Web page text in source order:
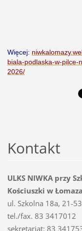
Więcej:
biala-podlaska-w-pilce-
2026/
Kontakt
ULKS NIWKA przy
Kościuszki w
ul. Szkolna 18a, 21-
tel./fax. 83 3417012
sekretariat: 83